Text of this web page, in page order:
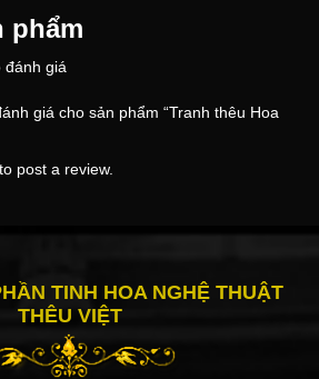
phẩm
đánh giá
giá cho sản phẩm “Tranh thêu Hoa
to post a review.
TINH HOA NGHỆ THUẬT
THÊU VIỆT